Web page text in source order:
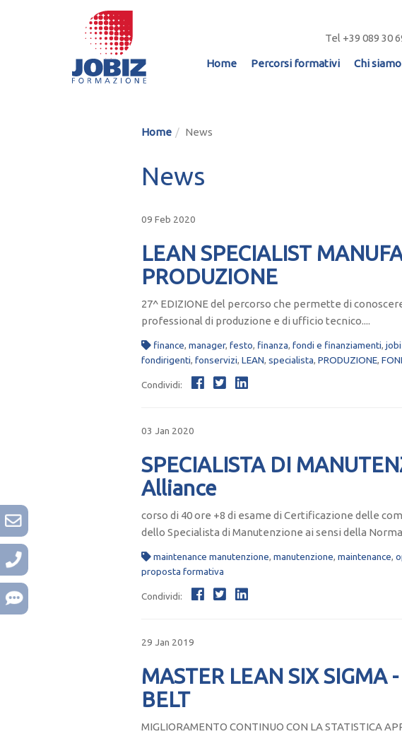
Tel +39 089 30
Home(current)
Percorsi formativi Chi siamo
Home News
News
09 Feb 2020
LEAN SPECIALIST
PRODUZIONE
27^ EDIZIONE del percorso che permette di
professional di produzione e di ufficio tecnico....
finance, manager, festo, finanza, fondi e finanziamenti,
fondirigenti, fonservizi, LEAN, specialista, PRODUZIONE,
Condividi:
03 Jan 2020
SPECIALISTA DI
Alliance
corso di 40 ore +8 di esame di Certificazione delle
dello Specialista di Manutenzione ai sensi della Norma
maintenance manutenzione, manutenzione, maintenance,
proposta formativa
Condividi:
29 Jan 2019
MASTER LEAN SIX
BELT
MIGLIORAMENTO CONTINUO CON LA STATISTICA